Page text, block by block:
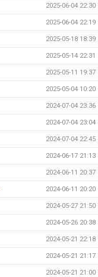
2025-06-04 22:30
2025-06-04 22:19
2025-05-18 18:39
2025-05-14 22:31
2025-05-11 19:37
2025-05-04 10:20
2024-07-04 23:36
2024-07-04 23:04
2024-07-04 22:45
2024-06-17 21:13
2024-06-11 20:37
2024-06-11 20:20
2024-05-27 21:50
2024-05-26 20:38
2024-05-21 22:18
2024-05-21 21:17
2024-05-21 21:00